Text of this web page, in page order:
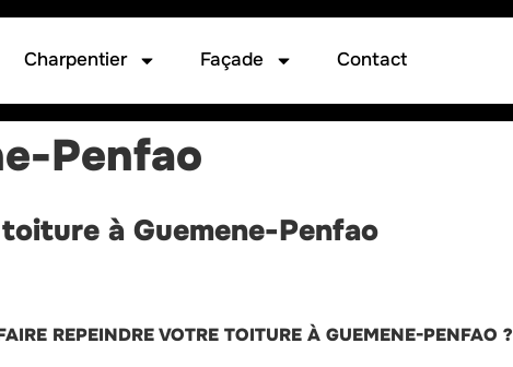
Charpentier Façade Contact
Penfao
à Guemene-Penfao
REPEINDRE VOTRE TOITURE À GUEMENE-PENFAO ?